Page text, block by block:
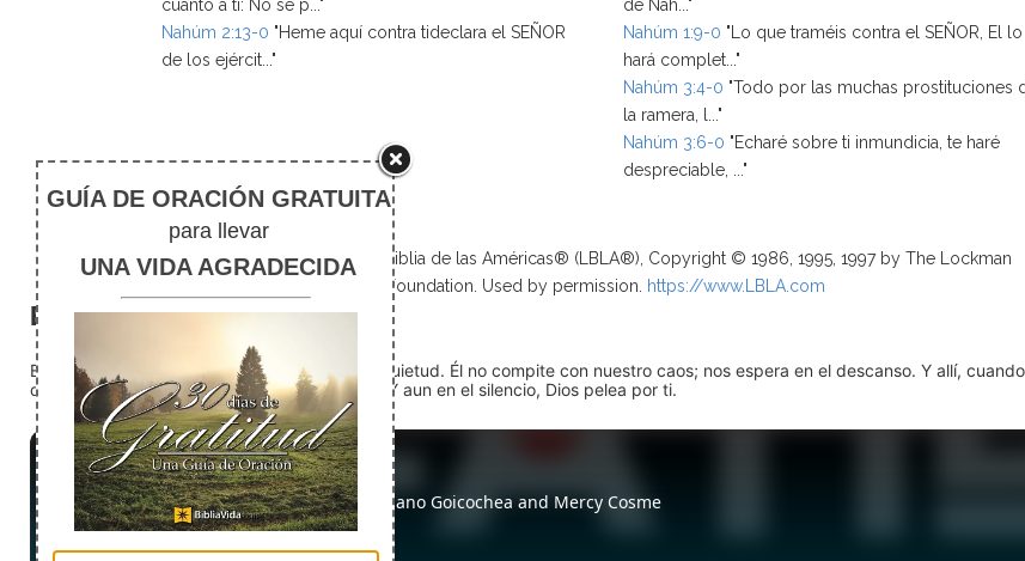
cuanto a ti: No se p..."
Nahúm 2:13-0 "Heme aquí contra tideclara el SEÑOR
de los ejércit..."
de Nah..."
Nahúm 1:9-0 "Lo que traméis contra el SEÑOR, El lo
hará complet..."
Nahúm 3:4-0 "Todo por las muchas prostituciones
la ramera, l..."
Nahúm 3:6-0 "Echaré sobre ti inmundicia, te haré
despreciable, ..."
Scripture taken from La Biblia de las Américas® (LBLA®), Copyright © 1986, 1995, 1997 by The Lockman
Foundation. Used by permission.
https://www.LBLA.com
El silencio
En medio del ruido, Dios nos encuentra en la quietud. Él no compite con nuestro caos; nos espera en el descanso. Y allí,
detente (quédate quieto) Dios está presente. Y aun en el silencio, Dios pelea por ti.